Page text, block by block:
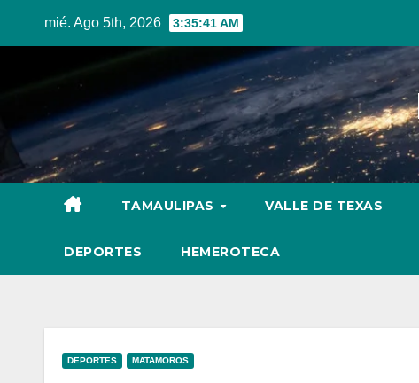
mié. Ago 5th, 2026 3:35:42 AM
TAMAULIPAS VALLE DE TEXAS
DEPORTES HEMEROTECA
DEPORTES MATAMOROS